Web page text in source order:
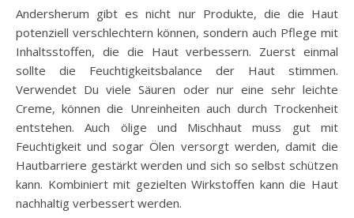
Andersherum gibt es nicht nur Produkte, die die Haut
potenziell verschlechtern können, sondern auch Pflege mit
Inhaltsstoffen, die die Haut verbessern. Zuerst einmal
sollte die Feuchtigkeitsbalance der Haut stimmen.
Verwendet Du viele Säuren oder nur eine sehr leichte
Creme, können die Unreinheiten auch durch Trockenheit
entstehen. Auch ölige und Mischhaut muss gut mit
Feuchtigkeit und sogar Ölen versorgt werden, damit die
Hautbarriere gestärkt werden und sich so selbst schützen
kann. Kombiniert mit gezielten Wirkstoffen kann die Haut
nachhaltig verbessert werden.